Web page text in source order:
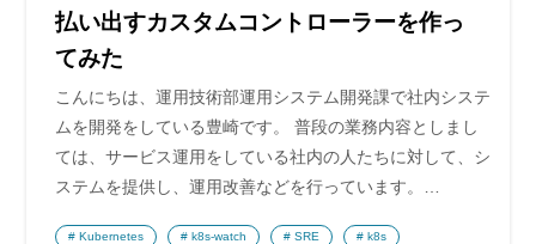
払い出すカスタムコントローラーを作っ
てみた
こんにちは、運用技術部運用システム開発課で社内システ
ムを開発をしている豊崎です。 普段の業務内容としまし
ては、サービス運用をしている社内の人たちに対して、シ
ステムを提供し、運用改善などを行っています。…
Kubernetes k8s-watch SRE k8s